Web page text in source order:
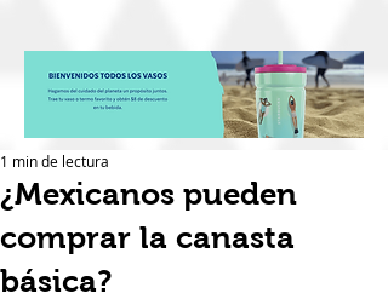
¿Mexicanos pueden
comprar la canasta
básica?
1 min de lectura